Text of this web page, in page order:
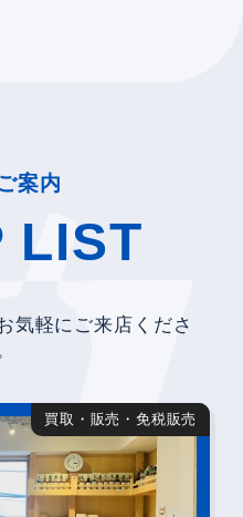
案内
LIST
気軽にご来店くださ
買取・販売・免税販売